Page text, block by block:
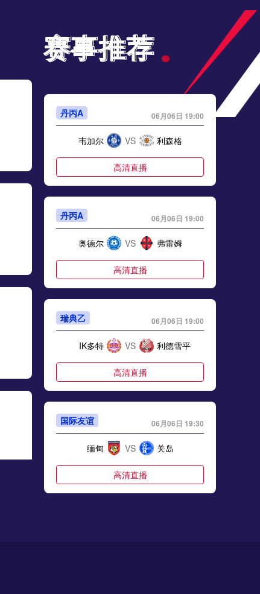
赛事推荐
赛事推荐
丹丙A 06月06日 19:00
韦加尔 VS 利森格
高清直播
丹丙A 06月06日 19:00
奥德尔 VS 弗雷姆
高清直播
瑞典乙 06月06日 19:00
IK多特 VS 利德雪平
高清直播
国际友谊 06月06日 19:30
缅甸 VS 关岛
高清直播